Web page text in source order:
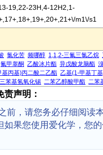
19,22-23H,4-12H2,1-
m1\/s1
氯化苦 频哪醇 1,1,2-三氟三氯乙烷
氟甲睾酮 乙酸冰片酯 异戊酸龙脑酯
基丙基)丙二酸二乙酯 乙基(1-甲基丁
三苯基氢氧化锡 二苯乙醇酸甲酯 二苯
声明：
前，请您务必仔细阅读
如果您使用爱化学，您